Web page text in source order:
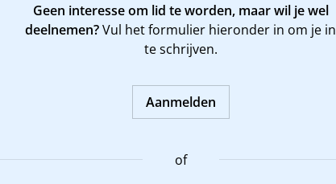
Geen interesse om lid te worden, maar wil je wel
deelnemen?Vul het formulier hieronder in om je in
te schrijven.
Aanmelden
of